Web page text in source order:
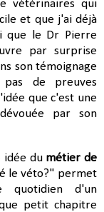
vétérinaires qui
et que j'ai déjà
que le Dr Pierre
par surprise
son témoignage
de preuves
que c'est une
par son
idée du métier de
le véto?" permet
quotidien d'un
petit chapitre